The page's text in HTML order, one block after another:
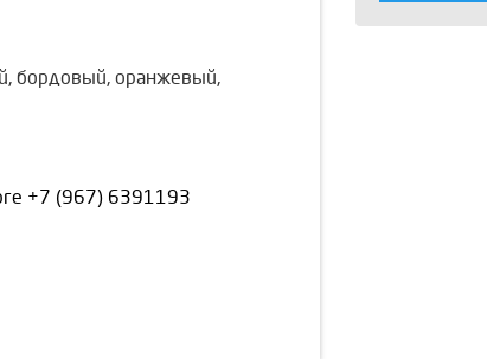
бордовый, оранжевый,
+7 (967) 6391193